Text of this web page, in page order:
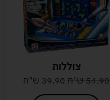
צוללות
54.90 ש"ח 39.90 ש"ח